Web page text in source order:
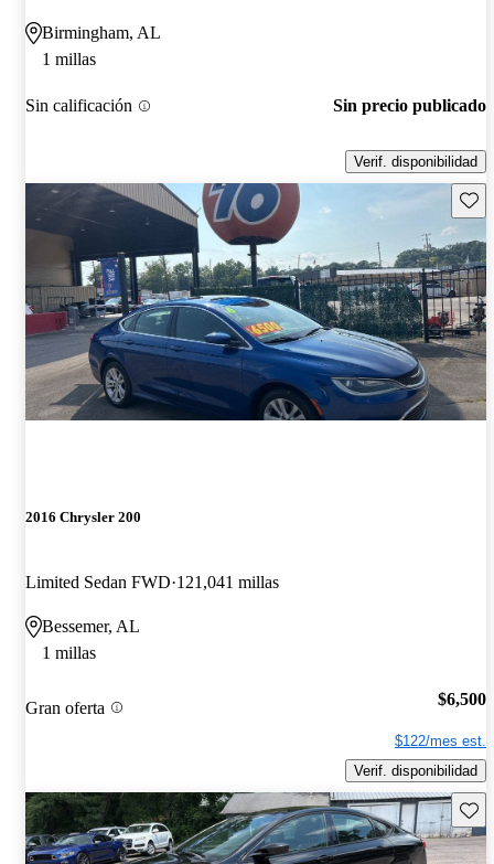
Birmingham, AL
1 millas
Sin calificación Sin precio publicado
Verif. disponibilidad
2016 Chrysler 200
Limited Sedan FWD 121,041 millas
Bessemer, AL
1 millas
Gran oferta $6,500
$122/mes est.
Verif. disponibilidad